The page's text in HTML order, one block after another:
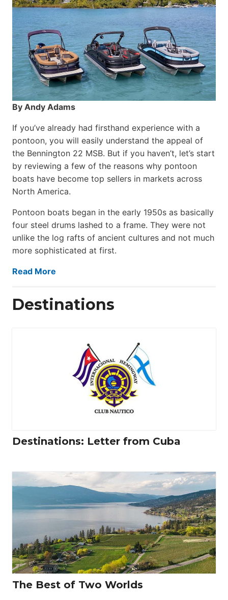
By Andy Adams
If you’ve already had firsthand experience with a
pontoon, you will easily understand the appeal of
the Bennington 22 MSB. But if you haven’t, let’s start
by reviewing a few of the reasons why pontoon
boats have become top sellers in markets across
North America.
Pontoon boats began in the early 1950s as basically
four steel drums lashed to a frame. They were not
unlike the log rafts of ancient cultures and not much
more sophisticated at first.
Read More
Destinations
Destinations: Letter from Cuba
The Best of Two Worlds